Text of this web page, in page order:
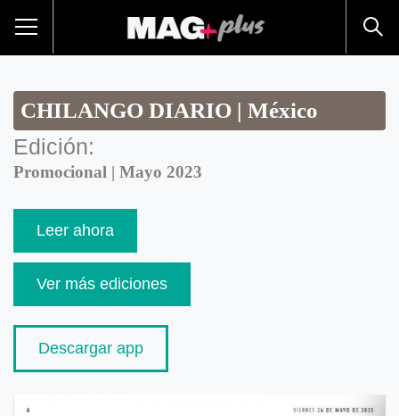
CHILANGO DIARIO | México
Edición:
Promocional | Mayo 2023
Leer ahora
Ver más ediciones
Descargar app